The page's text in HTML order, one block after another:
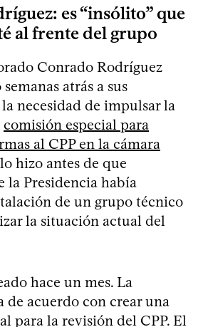
es “insólito” que
al frente del grupo
Conrado Rodríguez
atrás a sus
necesidad de impulsar la
comisión especial para
al CPP en la cámara
hizo antes de que
la Presidencia había
de un grupo técnico
la situación actual del
hace un mes. La
de acuerdo con crear una
para la revisión del CPP. El